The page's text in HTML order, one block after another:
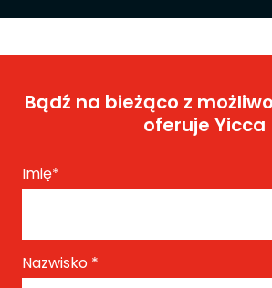
Bądź na bieżąco z
oferuje Yicca
Imię*
Nazwisko *